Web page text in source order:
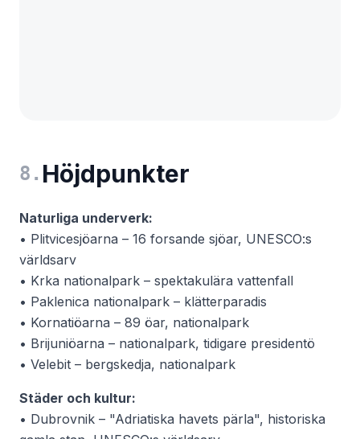
8 . Höjdpunkter
Naturliga underverk:
• Plitvicesjöarna – 16 forsande sjöar, UNESCO:s
världsarv
• Krka nationalpark – spektakulära vattenfall
• Paklenica nationalpark – klätterparadis
• Kornatiöarna – 89 öar, nationalpark
• Brijuniöarna – nationalpark, tidigare presidentö
• Velebit – bergskedja, nationalpark
Städer och kultur:
• Dubrovnik – "Adriatiska havets pärla", historiska